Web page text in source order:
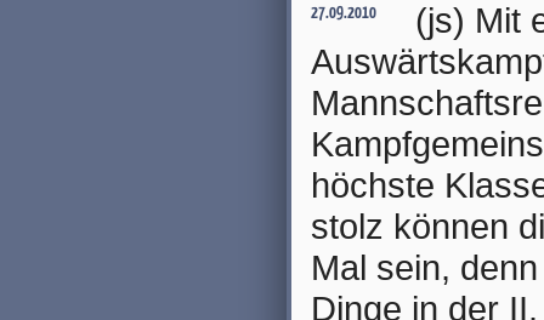
27.09.2010
(js) Mit
höchste
stolz können
Mal sein,
Dinge in der